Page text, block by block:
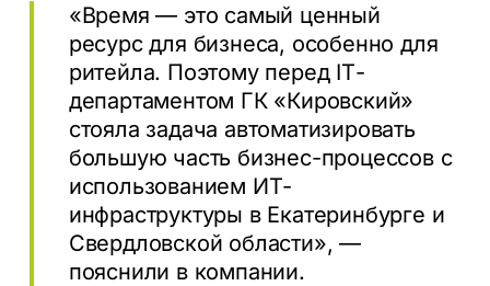
«Время — это самый ценный
ресурс для бизнеса, особенно для
ритейла. Поэтому перед ІТ-
департаментом ГК «Кировский»
стояла задача автоматизировать
большую часть бизнес-процессов с
использованием ИТ-
инфраструктуры в Екатеринбурге и
Свердловской области», —
пояснили в компании.